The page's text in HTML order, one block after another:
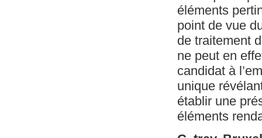
éléments
point de vue
de traitement
ne peut en
candidat à
unique
établir une
éléments